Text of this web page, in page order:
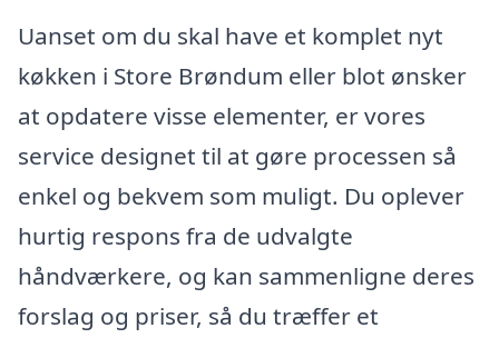
Uanset om du skal have et komplet nyt
køkken i Store Brøndum eller blot ønsker
at opdatere visse elementer, er vores
service designet til at gøre processen så
enkel og bekvem som muligt. Du oplever
hurtig respons fra de udvalgte
håndværkere, og kan sammenligne deres
forslag og priser, så du træffer et